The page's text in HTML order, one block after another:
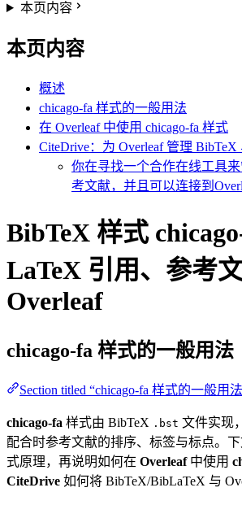
本页内容
本页内容
概述
chicago-fa 样式的一般用法
在 Overleaf 中使用 chicago-fa 样式
CiteDrive：为 Overleaf 管理 BibTeX
你在寻找一个合作在线工具
考文献，并且可以连接到
BibTeX 样式
LaTeX 引用、参考
Overleaf
chicago-fa 样式的一般用法
Section titled “chicago-fa 样式的一般用
chicago-fa 样式由 BibTeX .bst 文件实现
配合时参考文献的排序、标签与标点。
式原理，再说明如何在 Overleaf中使用
CiteDrive 如何将 BibTeX/BibLaTeX 与